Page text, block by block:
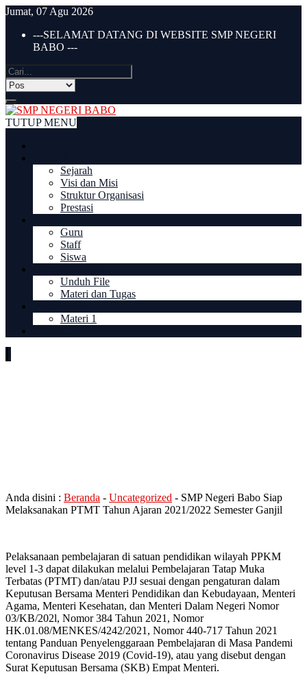
Jumat, 07 Agu 2026
---SELAMAT DATANG DI WEBSITE SMP NEGERI
BABO ---
TUTUP MENU
Sejarah
Visi dan Misi
Struktur Organisasi
Prestasi
Guru
Staff
Siswa
Unduh File
Materi dan Tugas
Materi 1
Anda disini : Beranda - Uncategorized - SMP Negeri Babo Siap
Melaksanakan PTMT Tahun Ajaran 2021/2022 Semester Ganjil
Pelaksanaan pembelajaran di satuan pendidikan wilayah PPKM
level 1-3 dapat dilakukan melalui Pembelajaran Tatap Muka
Terbatas (PTMT) dan/atau PJJ sesuai dengan pengaturan dalam
Keputusan Bersama Menteri Pendidikan dan Kebudayaan, Menteri
Agama, Menteri Kesehatan, dan Menteri Dalam Negeri Nomor
03/KB/202l, Nomor 384 Tahun 2021, Nomor
HK.01.08/MENKES/4242/2021, Nomor 440-717 Tahun 2021
tentang Panduan Penyelenggaraan Pembelajaran di Masa Pandemi
Coronavirus Disease 2019 (Covid-19), atau yang disebut dengan
Surat Keputusan Bersama (SKB) Empat Menteri.